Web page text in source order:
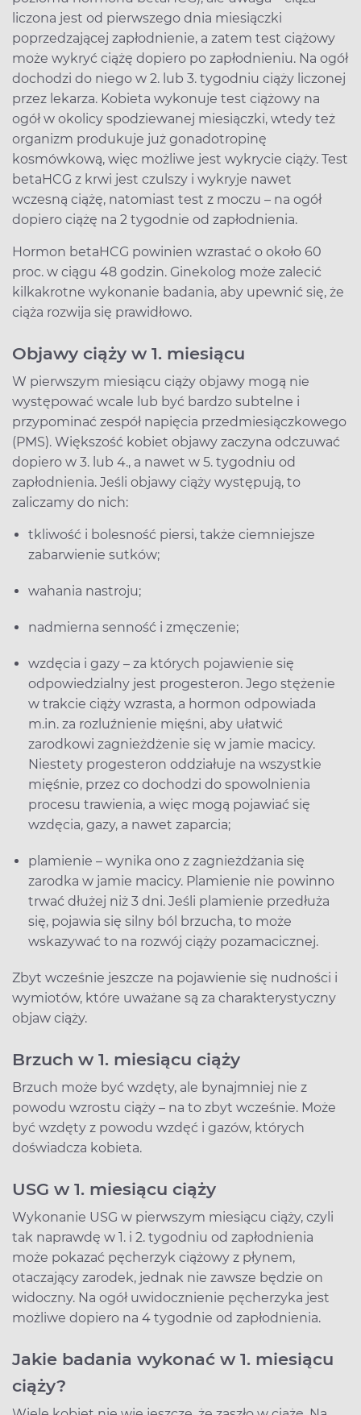
liczona jest od pierwszego dnia miesiączki
poprzedzającej zapłodnienie, a zatem test ciążowy
może wykryć ciążę dopiero po zapłodnieniu. Na ogół
dochodzi do niego w 2. lub 3. tygodniu ciąży liczonej
przez lekarza. Kobieta wykonuje test ciążowy na
ogół w okolicy spodziewanej miesiączki, wtedy też
organizm produkuje już gonadotropinę
kosmówkową, więc możliwe jest wykrycie ciąży. Test
betaHCG z krwi jest czulszy i wykryje nawet
wczesną ciążę, natomiast test z moczu – na ogół
dopiero ciążę na 2 tygodnie od zapłodnienia.
Hormon betaHCG powinien wzrastać o około 60
proc. w ciągu 48 godzin. Ginekolog może zalecić
kilkakrotne wykonanie badania, aby upewnić się, że
ciąża rozwija się prawidłowo.
Objawy ciąży w 1. miesiącu
W pierwszym miesiącu ciąży objawy mogą nie
występować wcale lub być bardzo subtelne i
przypominać zespół napięcia przedmiesiączkowego
(PMS). Większość kobiet objawy zaczyna odczuwać
dopiero w 3. lub 4., a nawet w 5. tygodniu od
zapłodnienia. Jeśli objawy ciąży występują, to
zaliczamy do nich:
tkliwość i bolesność piersi, także ciemniejsze
zabarwienie sutków;
wahania nastroju;
nadmierna senność i zmęczenie;
wzdęcia i gazy – za których pojawienie się
odpowiedzialny jest progesteron. Jego stężenie
w trakcie ciąży wzrasta, a hormon odpowiada
m.in. za rozluźnienie mięśni, aby ułatwić
zarodkowi zagnieżdżenie się w jamie macicy.
Niestety progesteron oddziałuje na wszystkie
mięśnie, przez co dochodzi do spowolnienia
procesu trawienia, a więc mogą pojawiać się
wzdęcia, gazy, a nawet zaparcia;
plamienie – wynika ono z zagnieżdżania się
zarodka w jamie macicy. Plamienie nie powinno
trwać dłużej niż 3 dni. Jeśli plamienie przedłuża
się, pojawia się silny ból brzucha, to może
wskazywać to na rozwój ciąży pozamacicznej.
Zbyt wcześnie jeszcze na pojawienie się nudności i
wymiotów, które uważane są za charakterystyczny
objaw ciąży.
Brzuch w 1. miesiącu ciąży
Brzuch może być wzdęty, ale bynajmniej nie z
powodu wzrostu ciąży – na to zbyt wcześnie. Może
być wzdęty z powodu wzdęć i gazów, których
doświadcza kobieta.
USG w 1. miesiącu ciąży
Wykonanie USG w pierwszym miesiącu ciąży, czyli
tak naprawdę w 1. i 2. tygodniu od zapłodnienia
może pokazać pęcherzyk ciążowy z płynem,
otaczający zarodek, jednak nie zawsze będzie on
widoczny. Na ogół uwidocznienie pęcherzyka jest
możliwe dopiero na 4 tygodnie od zapłodnienia.
Jakie badania wykonać w 1. miesiącu
ciąży?